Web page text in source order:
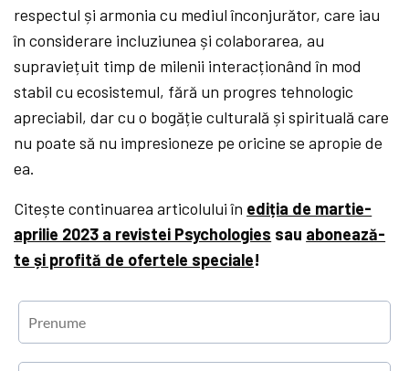
respectul și armonia cu mediul înconjurător, care iau
în considerare incluziunea și colaborarea, au
supraviețuit timp de milenii interacționând în mod
stabil cu ecosistemul, fără un progres tehnologic
apreciabil, dar cu o bogăție culturală și spirituală care
nu poate să nu impresioneze pe oricine se apropie de
ea.
Citește continuarea articolului în ediția de martie-
aprilie 2023 a revistei Psychologies sau abonează-
te și profită de ofertele speciale!